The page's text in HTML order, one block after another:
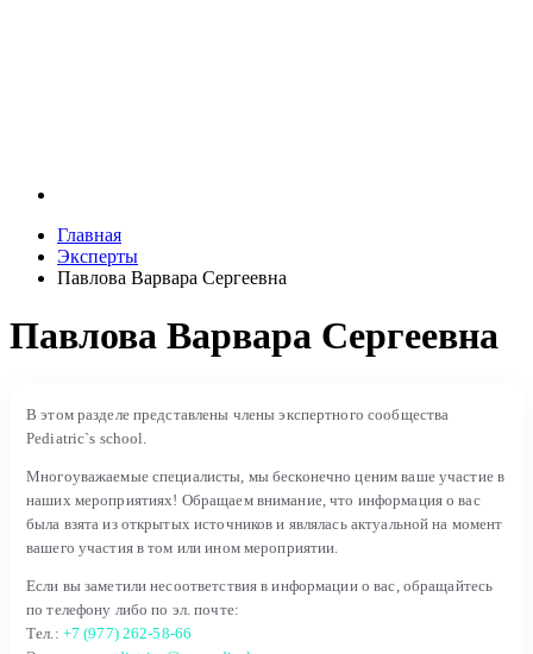
Главная
Эксперты
Павлова Варвара Сергеевна
Павлова Варвара Сергеевна
В этом разделе представлены члены экспертного сообщества
Pediatric`s school.
Многоуважаемые специалисты, мы бесконечно ценим ваше участие в
наших мероприятиях! Обращаем внимание, что информация о вас
была взята из открытых источников и являлась актуальной на момент
вашего участия в том или ином мероприятии.
Если вы заметили несоответствия в информации о вас, обращайтесь
по телефону либо по эл. почте:
Тел.: +7 (977) 262-58-66